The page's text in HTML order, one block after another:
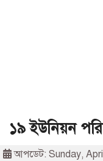
১৯ ইউনিয়ন
আপডেট: Sunday,